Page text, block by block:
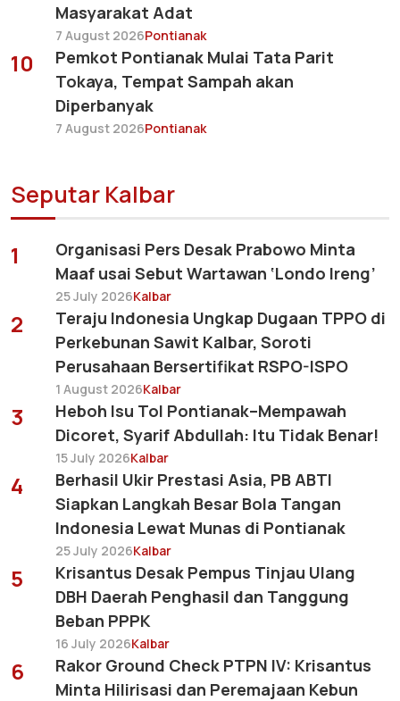
Masyarakat Adat
7 August 2026Pontianak
10
Pemkot Pontianak Mulai Tata Parit
Tokaya, Tempat Sampah akan
Diperbanyak
7 August 2026Pontianak
Seputar Kalbar
1
Organisasi Pers Desak Prabowo Minta
Maaf usai Sebut Wartawan ‘Londo Ireng’
25 July 2026Kalbar
2
Teraju Indonesia Ungkap Dugaan TPPO di
Perkebunan Sawit Kalbar, Soroti
Perusahaan Bersertifikat RSPO-ISPO
1 August 2026Kalbar
3
Heboh Isu Tol Pontianak–Mempawah
Dicoret, Syarif Abdullah: Itu Tidak Benar!
15 July 2026Kalbar
4
Berhasil Ukir Prestasi Asia, PB ABTI
Siapkan Langkah Besar Bola Tangan
Indonesia Lewat Munas di Pontianak
25 July 2026Kalbar
5
Krisantus Desak Pempus Tinjau Ulang
DBH Daerah Penghasil dan Tanggung
Beban PPPK
16 July 2026Kalbar
6
Rakor Ground Check PTPN IV: Krisantus
Minta Hilirisasi dan Peremajaan Kebun